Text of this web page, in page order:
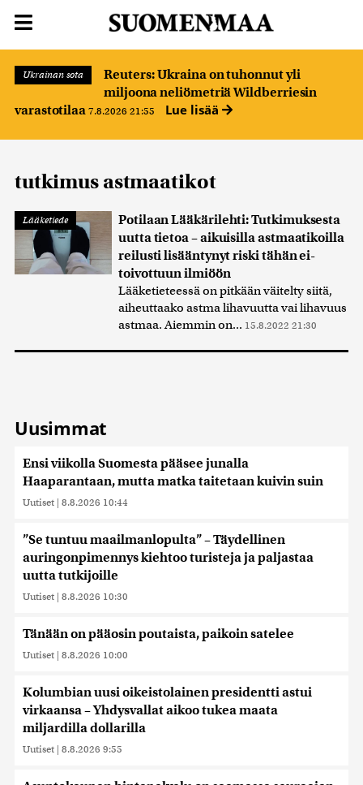
Ukrainan sota
Reuters: Ukraina on tuhonnut yli
miljoona neliömetriä Wildberriesin
varastotilaa 7.8.2026 21:55 Lue lisää
tutkimus astmaatikot
Lääketiede
Potilaan Lääkärilehti: Tutkimuksesta
uutta tietoa – aikuisilla astmaatikoilla
reilusti lisääntynyt riski tähän ei-
toivottuun ilmiöön
Lääketieteessä on pit­kään väi­telty siitä,
aiheut­taako ast­ma liha­vuutta vai li­havuus
ast­maa. Aiem­min on... 15.8.2022 21:30
Uusimmat
Ensi viikolla Suomesta pääsee junalla
Haaparantaan, mutta matka taitetaan kuivin suin
Uutiset | 8.8.2026 10:44
”Se tuntuu maailmanlopulta” – Täydellinen
auringonpimennys kiehtoo turisteja ja paljastaa
uutta tutkijoille
Uutiset | 8.8.2026 10:30
Tänään on pääosin poutaista, paikoin satelee
Uutiset | 8.8.2026 10:00
Kolumbian uusi oikeistolainen presidentti astui
virkaansa – Yhdysvallat aikoo tukea maata
miljardilla dollarilla
Uutiset | 8.8.2026 9:55